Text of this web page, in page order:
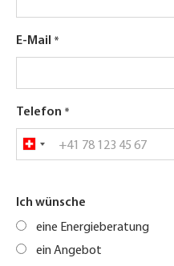
E-Mail
Telefon
Ich wünsche
eine Energieberatung
ein Angebot